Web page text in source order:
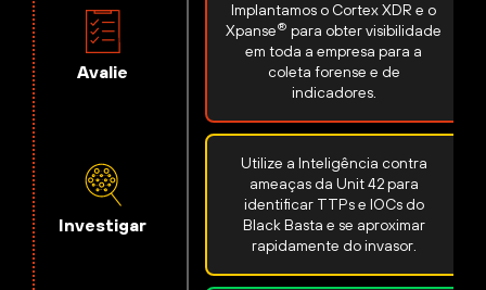
Avalie
Investigar
Implantamos o Cortex XDR e o
Xpanse® para obter visibilidade
em toda a empresa para a
coleta forense e de
indicadores.
Utilize a Inteligência contra
ameaças da Unit 42 para
identificar TTPs e IOCs do
Black Basta e se aproximar
rapidamente do invasor.